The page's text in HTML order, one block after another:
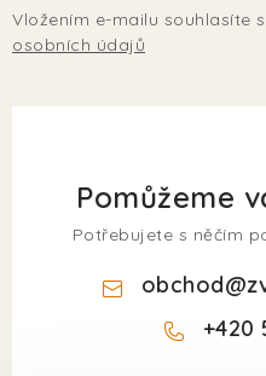
Vložením e-mailu souhlasíte s
osobních údajů
Pomůžeme
Potřebujete s něčím
obchod@
+420